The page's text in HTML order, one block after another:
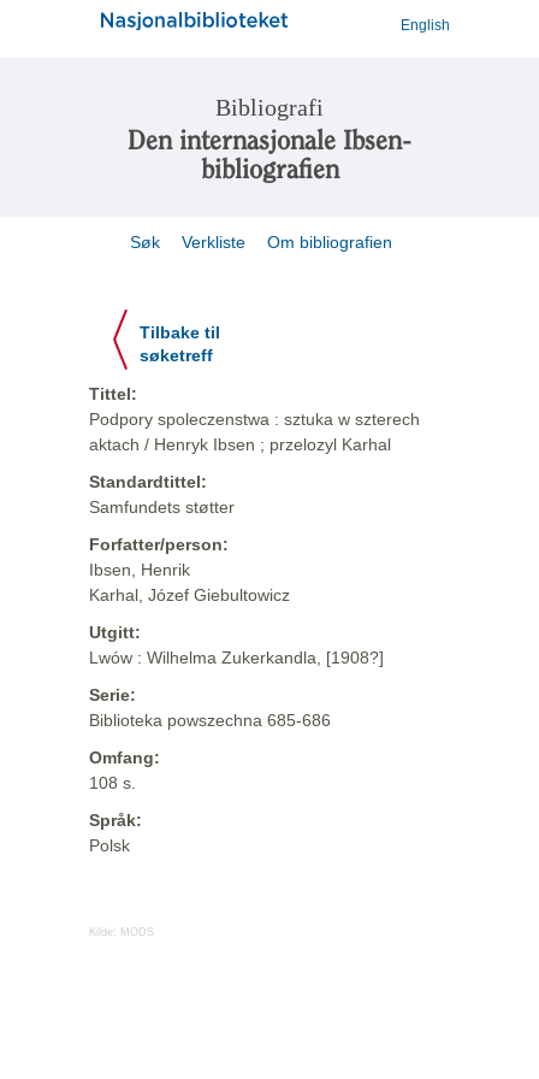
English
Bibliografi
Den internasjonale Ibsen-
bibliografien
Søk Verkliste Om bibliografien
Tilbake til
søketreff
Tittel:
Podpory spoleczenstwa : sztuka w szterech
aktach / Henryk Ibsen ; przelozyl Karhal
Standardtittel:
Samfundets støtter
Forfatter/person:
Ibsen, Henrik
Karhal, Józef Giebultowicz
Utgitt:
Lwów : Wilhelma Zukerkandla, [1908?]
Serie:
Biblioteka powszechna 685-686
Omfang:
108 s.
Språk:
Polsk
Kilde: MODS